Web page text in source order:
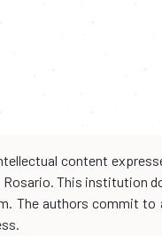
content
Rosario. This institution
The authors commit